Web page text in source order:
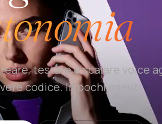
testare e scalare voice
codice. In pochi minuti.